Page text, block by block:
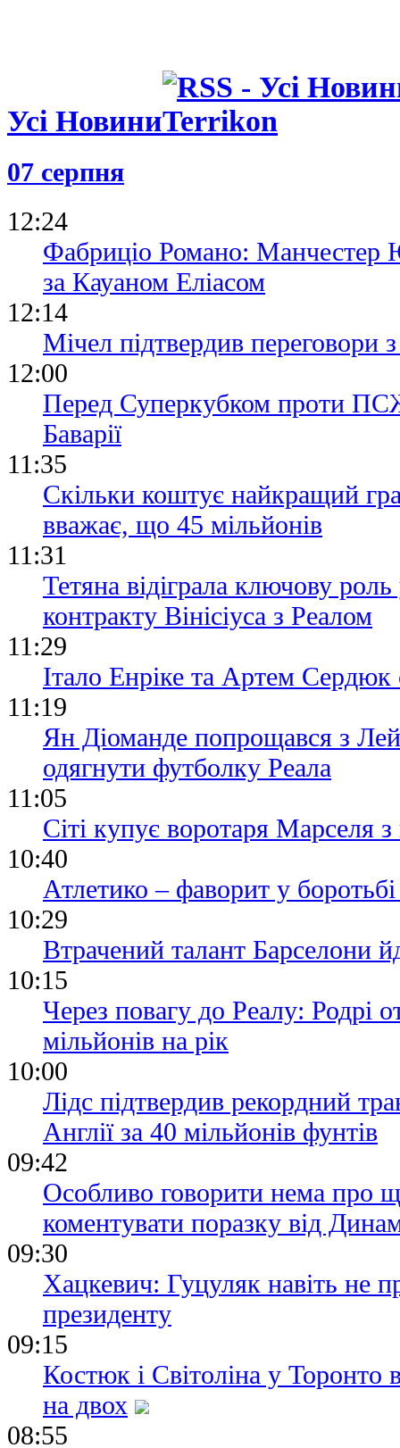
Усі Новини
07 серпня
12:24
Фабриціо Романо: Манчестер
за Кауаном Еліасом
12:14
Мічел підтвердив
12:00
Перед Суперкубком проти ПСЖ
Баварії
11:35
Скільки коштує найкращий
вважає, що 45 мільйонів
11:31
Тетяна відіграла ключову
контракту Вінісіуса з Реалом
11:29
Італо Енріке та Артем Сердюк
11:19
Ян Діоманде попрощався з
одягнути футболку Реала
11:05
Сіті купує воротаря Марселя
10:40
Атлетико – фаворит у
10:29
Втрачений талант Барселони
10:15
Через повагу до Реалу: Родрі
мільйонів на рік
10:00
Лідс підтвердив рекордний
Англії за 40 мільйонів фунтів
09:42
Особливо говорити нема про
коментувати поразку від
09:30
Хацкевич: Гуцуляк навіть не
президенту
09:15
Костюк і Світоліна у Торонто
на двох
08:55